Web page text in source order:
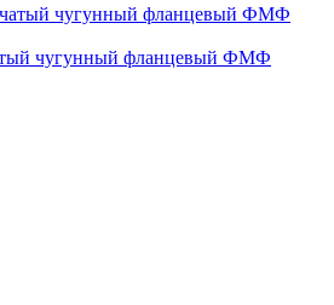
чугунный фланцевый ФМФ